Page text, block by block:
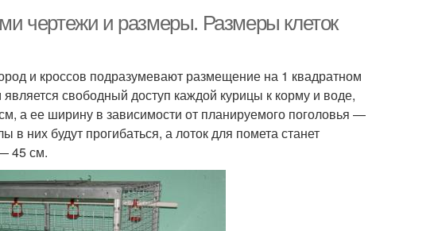
чертежи и размеры. Размеры клеток
и кроссов подразумевают размещение на 1 квадратном
свободный доступ каждой курицы к корму и воде,
а ее ширину в зависимости от планируемого поголовья —
них будут прогибаться, а лоток для помета станет
45 см.